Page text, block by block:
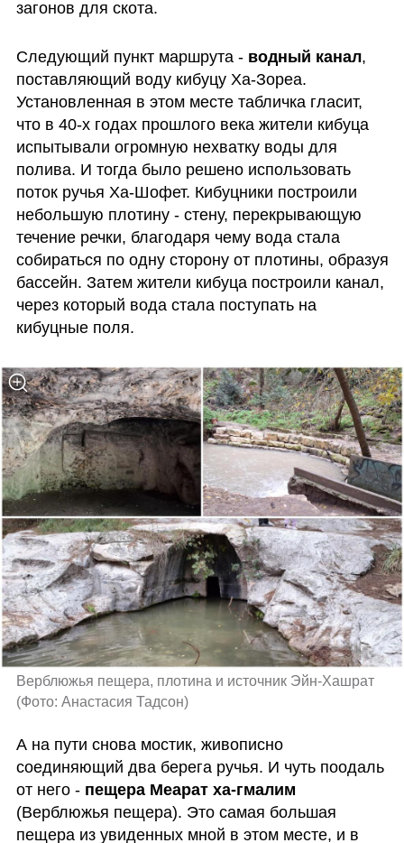
загонов для скота.
Следующий пункт маршрута - водный канал,
поставляющий воду кибуцу Ха-Зореа.
Установленная в этом месте табличка гласит,
что в 40-х годах прошлого века жители кибуца
испытывали огромную нехватку воды для
полива. И тогда было решено использовать
поток ручья Ха-Шофет. Кибуцники построили
небольшую плотину - стену, перекрывающую
течение речки, благодаря чему вода стала
собираться по одну сторону от плотины, образуя
бассейн. Затем жители кибуца построили канал,
через который вода стала поступать на
кибуцные поля.
Верблюжья пещера, плотина и источник Эйн-Хашрат
(Фото: Анастасия Тадсон)
А на пути снова мостик, живописно
соединяющий два берега ручья. И чуть поодаль
от него - пещера Меарат ха-гмалим
(Верблюжья пещера). Это самая большая
пещера из увиденных мной в этом месте, и в